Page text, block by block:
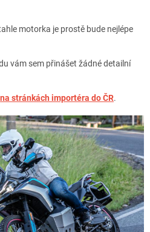
motorka je prostě bude nejlépe
vám sem přinášet žádné detailní
na stránkách importéra do ČR.